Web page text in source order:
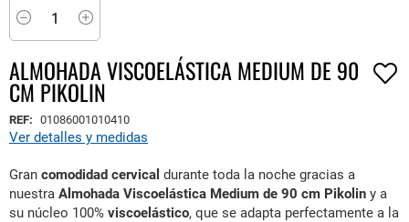
comienzo
de
galería
de
ALMOHADA VISCOELÁSTICA MEDIUM DE 90
CM PIKOLIN
Ver detalles y medidas
REF: 01086001010410
Gran comodidad cervical durante toda la noche gracias a
nuestra Almohada Viscoelástica Medium de 90 cm Pikolin y a
su núcleo 100% viscoelástico, que se adapta perfectamente a la
Minus